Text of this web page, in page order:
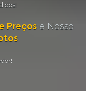
Preçose Nosso